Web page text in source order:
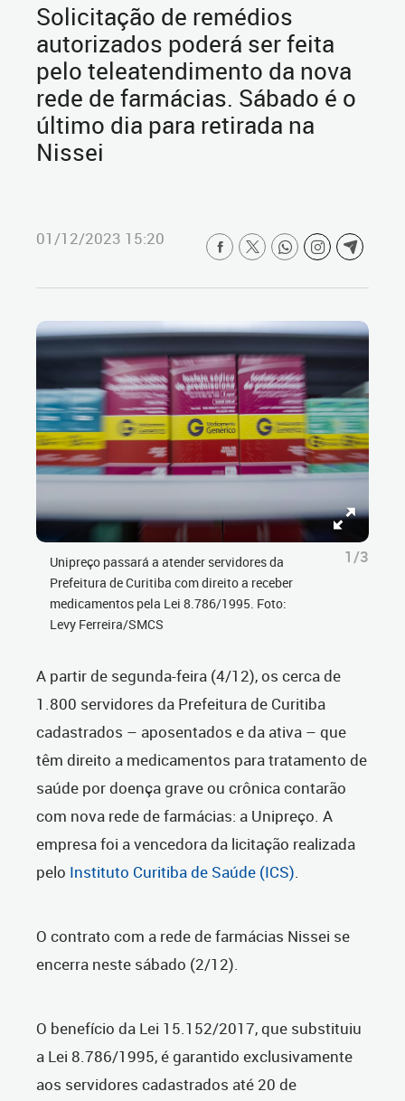
Solicitação de remédios
autorizados poderá ser feita
pelo teleatendimento da nova
rede de farmácias. Sábado é o
último dia para retirada na
Nissei
01/12/2023 15:20
Unipreço passará a atender servidores da
Prefeitura de Curitiba com direito a receber
medicamentos pela Lei 8.786/1995. Foto:
Levy Ferreira/SMCS
1/3
A partir de segunda-feira (4/12), os cerca de
1.800 servidores da Prefeitura de Curitiba
cadastrados – aposentados e da ativa – que
têm direito a medicamentos para tratamento de
saúde por doença grave ou crônica contarão
com nova rede de farmácias: a Unipreço. A
empresa foi a vencedora da licitação realizada
pelo Instituto Curitiba de Saúde (ICS).
O contrato com a rede de farmácias Nissei se
encerra neste sábado (2/12).
O benefício da Lei 15.152/2017, que substituiu
a Lei 8.786/1995, é garantido exclusivamente
aos servidores cadastrados até 20 de